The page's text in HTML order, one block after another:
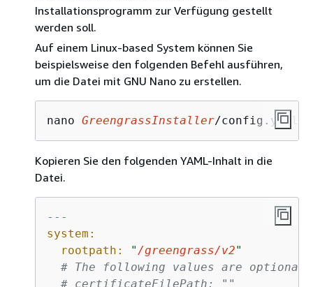
Installationsprogramm zur Verfügung gestellt
werden soll.
Auf einem Linux-based System können Sie
beispielsweise den folgenden Befehl ausführen,
um die Datei mit GNU Nano zu erstellen.
nano GreengrassInstaller/config.yaml
Kopieren Sie den folgenden YAML-Inhalt in die
Datei.
---
system:
rootpath:
"/greengrass/v2"
# The following values are
# certificateFilePath: ""